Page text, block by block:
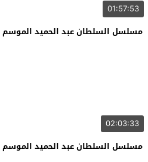
01:57:53
مسلسل السلطان عبد الحميد الموسم
02:03:33
مسلسل السلطان عبد الحميد الموسم